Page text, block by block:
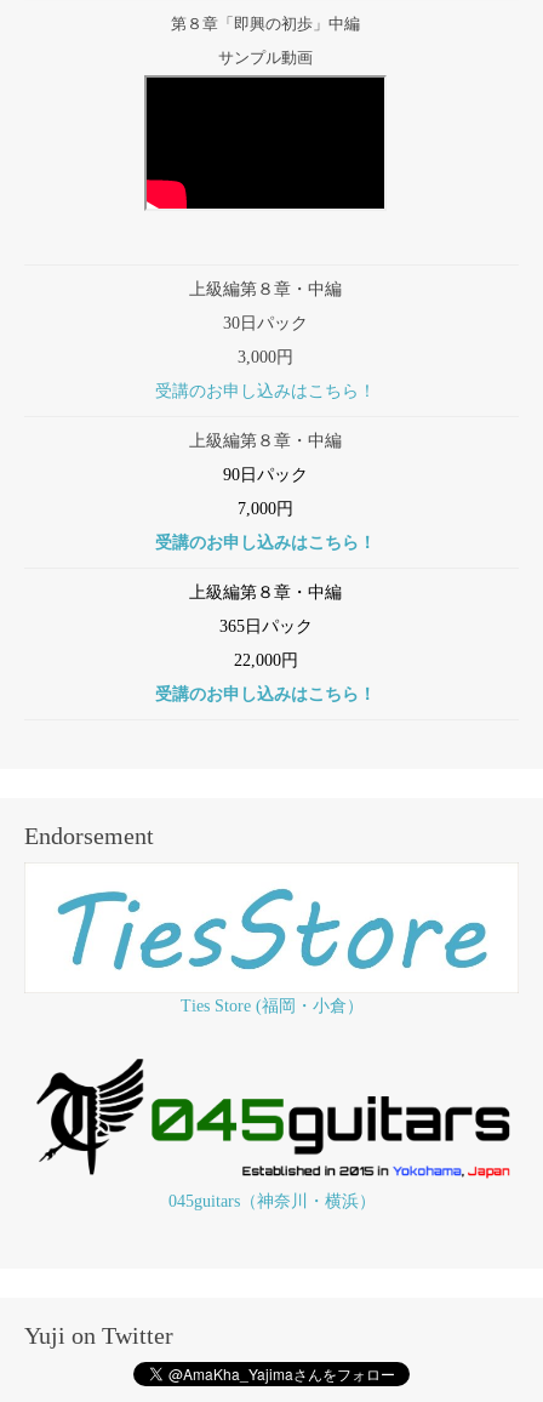
第８章「即興の初歩」中編
サンプル動画
上級編第８章・中編
30日パック
3,000円
受講のお申し込みはこちら！
上級編第８章・中編
90日パック
7,000円
受講のお申し込みはこちら！
上級編第８章・中編
365日パック
22,000円
受講のお申し込みはこちら！
Endorsement
Ties Store (福岡・小倉）
045guitars（神奈川・横浜）
Yuji on Twitter